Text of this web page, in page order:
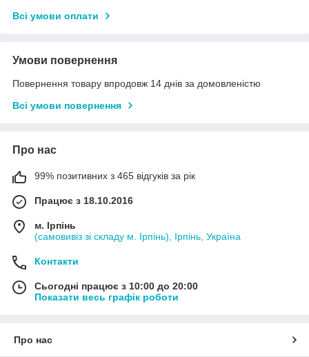
Всі умови оплати
Умови повернення
Повернення товару впродовж 14 днів за домовленістю
Всі умови повернення
Про нас
99% позитивних з 465 відгуків за рік
Працює з 18.10.2016
м. Ірпінь
(самовивіз зі складу м. Ірпінь), Ірпінь, Україна
Контакти
Сьогодні працює з 10:00 до 20:00
Показати весь графік роботи
Про нас